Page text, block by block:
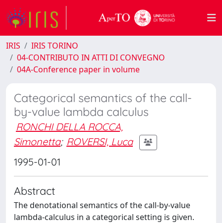
IRIS
IRIS TORINO
04-CONTRIBUTO IN ATTI DI CONVEGNO
04A-Conference paper in volume
Categorical semantics of the call-
by-value lambda calculus
RONCHI DELLA ROCCA,
Simonetta; ROVERSI, Luca
1995-01-01
Abstract
The denotational semantics of the call-by-value
lambda-calculus in a categorical setting is given.